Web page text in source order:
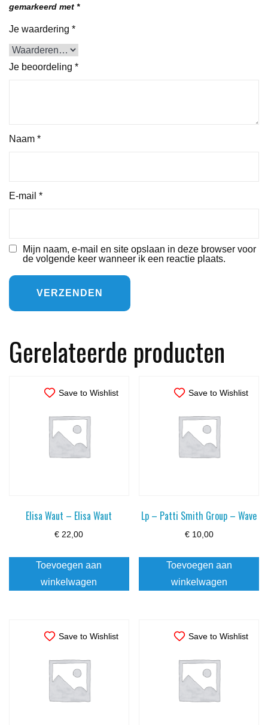
gemarkeerd met *
Je waardering *
Je beoordeling *
Naam *
E-mail *
Mijn naam, e-mail en site opslaan in deze browser voor
de volgende keer wanneer ik een reactie plaats.
Gerelateerde producten
Save to Wishlist
Elisa Waut – Elisa Waut
€ 22,00
Toevoegen aan
winkelwagen
Save to Wishlist
Lp – Patti Smith Group – Wave
€10,00
Toevoegen aan
winkelwagen
Save to Wishlist Save to Wishlist